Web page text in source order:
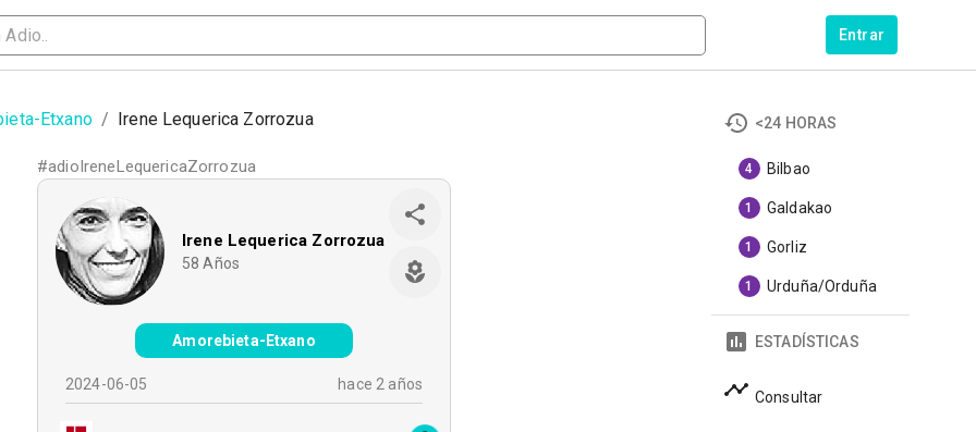
Entrar
Etxano / Irene Lequerica Zorrozua
#adioIreneLequericaZorrozua
Irene Lequerica Zorrozua
58 Años
Amorebieta-Etxano
2024-06-05 hace 2 años
<24 HORAS
4 Bilbao
1 Galdakao
1 Gorliz
1 Urduña/Orduña
ESTADÍSTICAS
Consultar